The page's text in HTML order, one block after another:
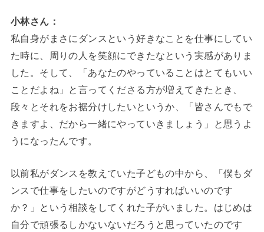
小林さん：
私自身がまさにダンスという好きなことを仕事にしてい
た時に、周りの人を笑顔にできたなという実感がありま
した。そして、「あなたのやっていることはとてもいい
ことだよね」と言ってくださる方が増えてきたとき、
段々とそれをお裾分けしたいというか、「皆さんでもで
きますよ、だから一緒にやっていきましょう」と思うよ
うになったんです。
以前私がダンスを教えていた子どもの中から、「僕もダ
ンスで仕事をしたいのですがどうすればいいのです
か？」という相談をしてくれた子がいました。はじめは
自分で頑張るしかないないだろうと思っていたのです